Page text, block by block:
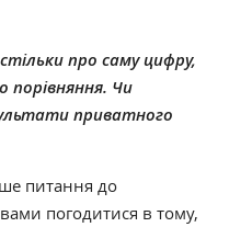
про саму цифру,
порівняння. Чи
приватного
питання до
погодитися в тому,